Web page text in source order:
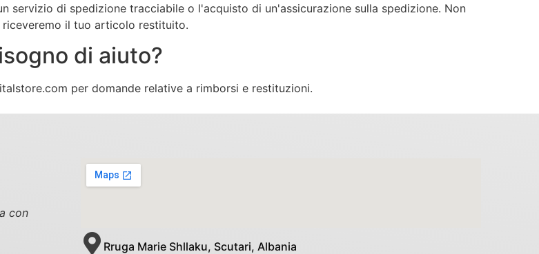
di spedizione tracciabile o l'acquisto di un'assicurazione sulla spedizione. Non
riceveremo il tuo articolo restituito.
di aiuto?
per domande relative a rimborsi e restituzioni.
con
Rruga Marie Shllaku, Scutari, Albania